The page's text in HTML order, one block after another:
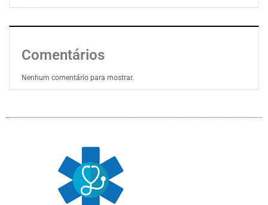
Comentários
Nenhum comentário para mostrar.